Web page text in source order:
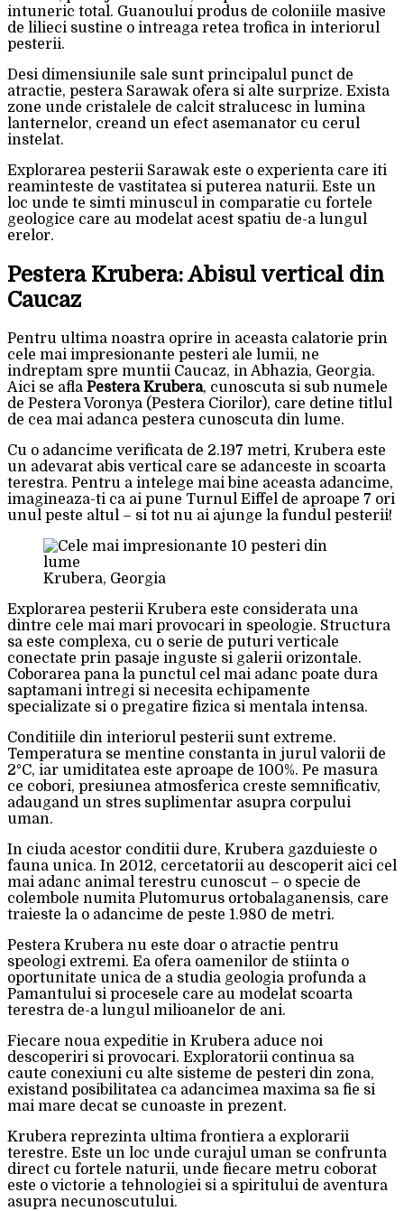
intuneric total. Guanoului produs de coloniile masive
de lilieci sustine o intreaga retea trofica in interiorul
pesterii.
Desi dimensiunile sale sunt principalul punct de
atractie, pestera Sarawak ofera si alte surprize. Exista
zone unde cristalele de calcit stralucesc in lumina
lanternelor, creand un efect asemanator cu cerul
instelat.
Explorarea pesterii Sarawak este o experienta care iti
reaminteste de vastitatea si puterea naturii. Este un
loc unde te simti minuscul in comparatie cu fortele
geologice care au modelat acest spatiu de-a lungul
erelor.
Pestera Krubera: Abisul vertical din
Caucaz
Pentru ultima noastra oprire in aceasta calatorie prin
cele mai impresionante pesteri ale lumii, ne
indreptam spre muntii Caucaz, in Abhazia, Georgia.
Aici se afla Pestera Krubera, cunoscuta si sub numele
de Pestera Voronya (Pestera Ciorilor), care detine titlul
de cea mai adanca pestera cunoscuta din lume.
Cu o adancime verificata de 2.197 metri, Krubera este
un adevarat abis vertical care se adanceste in scoarta
terestra. Pentru a intelege mai bine aceasta adancime,
imagineaza-ti ca ai pune Turnul Eiffel de aproape 7 ori
unul peste altul – si tot nu ai ajunge la fundul pesterii!
Krubera, Georgia
Explorarea pesterii Krubera este considerata una
dintre cele mai mari provocari in speologie. Structura
sa este complexa, cu o serie de puturi verticale
conectate prin pasaje inguste si galerii orizontale.
Coborarea pana la punctul cel mai adanc poate dura
saptamani intregi si necesita echipamente
specializate si o pregatire fizica si mentala intensa.
Conditiile din interiorul pesterii sunt extreme.
Temperatura se mentine constanta in jurul valorii de
2°C, iar umiditatea este aproape de 100%. Pe masura
ce cobori, presiunea atmosferica creste semnificativ,
adaugand un stres suplimentar asupra corpului
uman.
In ciuda acestor conditii dure, Krubera gazduieste o
fauna unica. In 2012, cercetatorii au descoperit aici cel
mai adanc animal terestru cunoscut – o specie de
colembole numita Plutomurus ortobalaganensis, care
traieste la o adancime de peste 1.980 de metri.
Pestera Krubera nu este doar o atractie pentru
speologi extremi. Ea ofera oamenilor de stiinta o
oportunitate unica de a studia geologia profunda a
Pamantului si procesele care au modelat scoarta
terestra de-a lungul milioanelor de ani.
Fiecare noua expeditie in Krubera aduce noi
descoperiri si provocari. Exploratorii continua sa
caute conexiuni cu alte sisteme de pesteri din zona,
existand posibilitatea ca adancimea maxima sa fie si
mai mare decat se cunoaste in prezent.
Krubera reprezinta ultima frontiera a explorarii
terestre. Este un loc unde curajul uman se confrunta
direct cu fortele naturii, unde fiecare metru coborat
este o victorie a tehnologiei si a spiritului de aventura
asupra necunoscutului.